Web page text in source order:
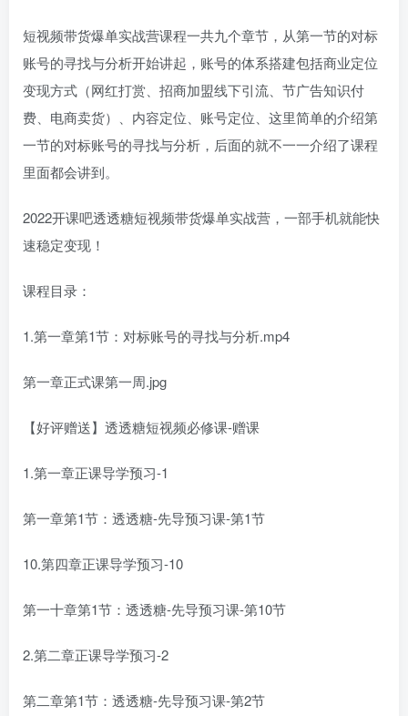
短视频带货爆单实战营课程一共九个章节，从第一节的对标
账号的寻找与分析开始讲起，账号的体系搭建包括商业定位
变现方式（网红打赏、招商加盟线下引流、节广告知识付
费、电商卖货）、内容定位、账号定位、这里简单的介绍第
一节的对标账号的寻找与分析，后面的就不一一介绍了课程
里面都会讲到。
2022开课吧透透糖短视频带货爆单实战营，一部手机就能快
速稳定变现！
课程目录：
1.第一章第1节：对标账号的寻找与分析.mp4
第一章正式课第一周.jpg
【好评赠送】透透糖短视频必修课-赠课
1.第一章正课导学预习-1
第一章第1节：透透糖-先导预习课-第1节
10.第四章正课导学预习-10
第一十章第1节：透透糖-先导预习课-第10节
2.第二章正课导学预习-2
第二章第1节：透透糖-先导预习课-第2节